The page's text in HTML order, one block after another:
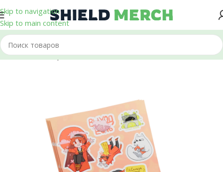
Skip to navigation
Skip to main content
Главная/Стикеры и Наклейки